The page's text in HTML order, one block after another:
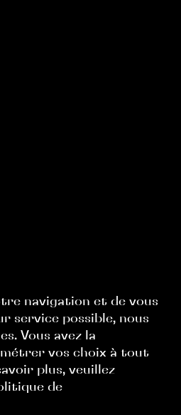
navigation et de vous
service possible, nous
Vous avez la
vos choix à tout
plus, veuillez
de